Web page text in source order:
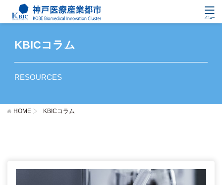
KBICコラム
RESOURCES
HOME KBICコラム